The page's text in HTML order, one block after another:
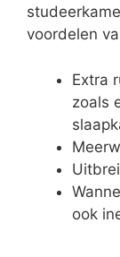
voordelen
Extra
zoals
ook